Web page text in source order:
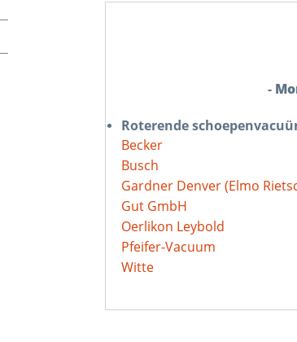
-
Roterende
Becker
Busch
Gardner Denver (Elmo
Gut GmbH
Oerlikon Leybold
Pfeifer-Vacuum
Witte